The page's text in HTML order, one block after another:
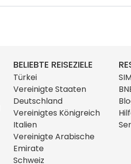
BELIEBTE REISEZIELE
Türkei
Vereinigte Staaten
Deutschland
Vereinigtes Königreich
Italien
Vereinigte Arabische
Emirate
Schweiz